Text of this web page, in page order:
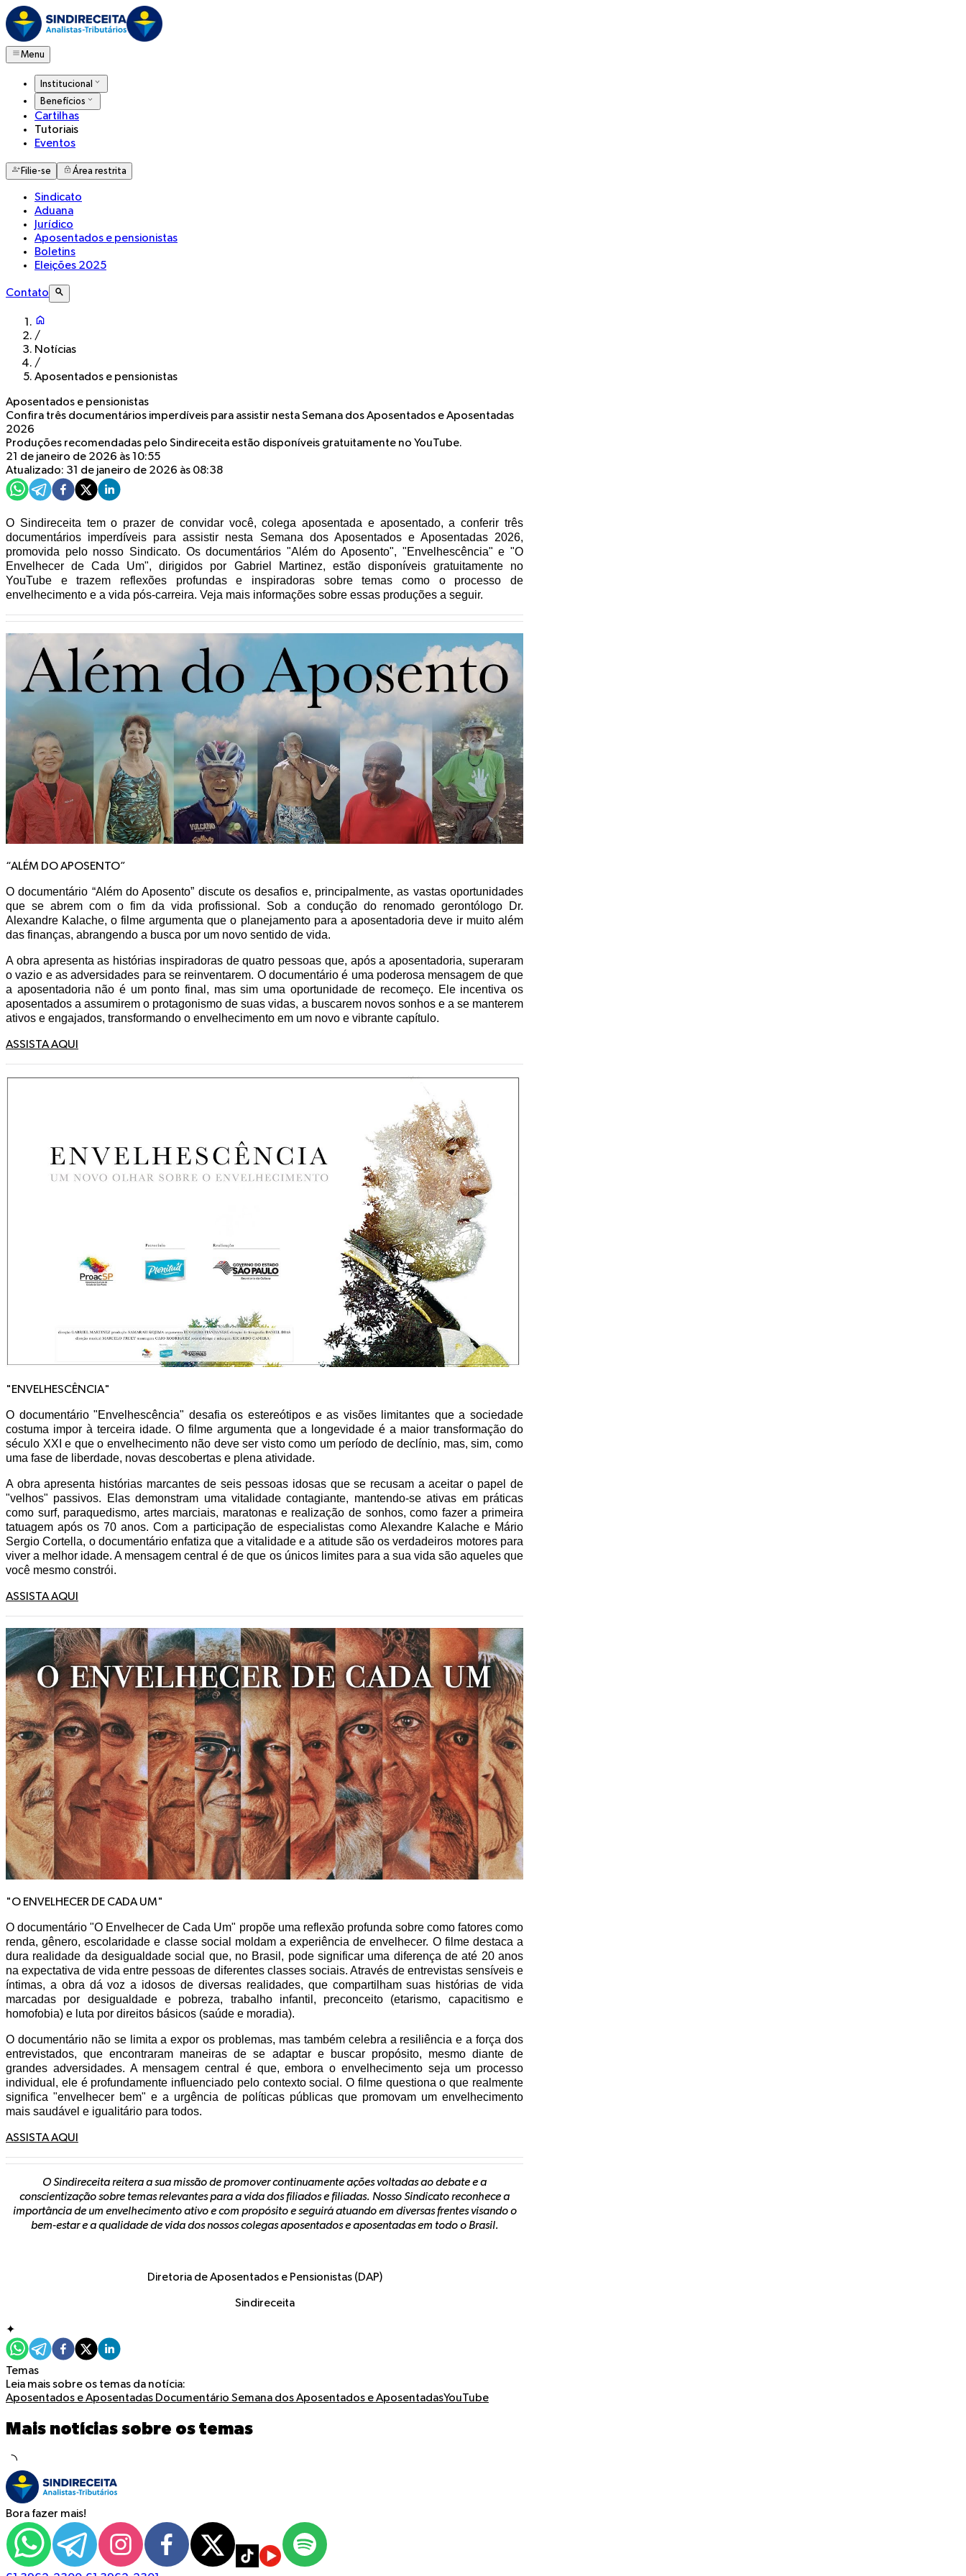
Menu
Institucional
Benefícios
Cartilhas
Tutoriais
Eventos
Filie-se Área restrita
Sindicato
Aduana
Jurídico
Aposentados e pensionistas
Boletins
Eleições 2025
Contato
/
Notícias
/
Aposentados e pensionistas
Aposentados e pensionistas
Confira três documentários imperdíveis para assistir nesta Semana dos Aposentados e Aposentadas
2026
Produções recomendadas pelo Sindireceita estão disponíveis gratuitamente no YouTube.
21 de janeiro de 2026 às 10:55
Atualizado: 31 de janeiro de 2026 às 08:38
O Sindireceita tem o prazer de convidar você, colega aposentada e aposentado, a conferir três
documentários imperdíveis para assistir nesta Semana dos Aposentados e Aposentadas 2026,
promovida pelo nosso Sindicato. Os documentários "Além do Aposento", "Envelhescência" e "O
Envelhecer de Cada Um", dirigidos por Gabriel Martinez, estão disponíveis gratuitamente no
YouTube e trazem reflexões profundas e inspiradoras sobre temas como o processo de
envelhecimento e a vida pós-carreira. Veja mais informações sobre essas produções a seguir.
“ALÉM DO APOSENTO”
O documentário “Além do Aposento” discute os desafios e, principalmente, as vastas oportunidades
que se abrem com o fim da vida profissional. Sob a condução do renomado gerontólogo Dr.
Alexandre Kalache, o filme argumenta que o planejamento para a aposentadoria deve ir muito além
das finanças, abrangendo a busca por um novo sentido de vida.
A obra apresenta as histórias inspiradoras de quatro pessoas que, após a aposentadoria, superaram
o vazio e as adversidades para se reinventarem. O documentário é uma poderosa mensagem de que
a aposentadoria não é um ponto final, mas sim uma oportunidade de recomeço. Ele incentiva os
aposentados a assumirem o protagonismo de suas vidas, a buscarem novos sonhos e a se manterem
ativos e engajados, transformando o envelhecimento em um novo e vibrante capítulo.
ASSISTA AQUI
"ENVELHESCÊNCIA"
O documentário "Envelhescência" desafia os estereótipos e as visões limitantes que a sociedade
costuma impor à terceira idade. O filme argumenta que a longevidade é a maior transformação do
século XXI e que o envelhecimento não deve ser visto como um período de declínio, mas, sim, como
uma fase de liberdade, novas descobertas e plena atividade.
A obra apresenta histórias marcantes de seis pessoas idosas que se recusam a aceitar o papel de
"velhos" passivos. Elas demonstram uma vitalidade contagiante, mantendo-se ativas em práticas
como surf, paraquedismo, artes marciais, maratonas e realização de sonhos, como fazer a primeira
tatuagem após os 70 anos. Com a participação de especialistas como Alexandre Kalache e Mário
Sergio Cortella, o documentário enfatiza que a vitalidade e a atitude são os verdadeiros motores para
viver a melhor idade. A mensagem central é de que os únicos limites para a sua vida são aqueles que
você mesmo constrói.
ASSISTA AQUI
"O ENVELHECER DE CADA UM"
O documentário "O Envelhecer de Cada Um" propõe uma reflexão profunda sobre como fatores como
renda, gênero, escolaridade e classe social moldam a experiência de envelhecer. O filme destaca a
dura realidade da desigualdade social que, no Brasil, pode significar uma diferença de até 20 anos
na expectativa de vida entre pessoas de diferentes classes sociais. Através de entrevistas sensíveis e
íntimas, a obra dá voz a idosos de diversas realidades, que compartilham suas histórias de vida
marcadas por desigualdade e pobreza, trabalho infantil, preconceito (etarismo, capacitismo e
homofobia) e luta por direitos básicos (saúde e moradia).
O documentário não se limita a expor os problemas, mas também celebra a resiliência e a força dos
entrevistados, que encontraram maneiras de se adaptar e buscar propósito, mesmo diante de
grandes adversidades. A mensagem central é que, embora o envelhecimento seja um processo
individual, ele é profundamente influenciado pelo contexto social. O filme questiona o que realmente
significa "envelhecer bem" e a urgência de políticas públicas que promovam um envelhecimento
mais saudável e igualitário para todos.
ASSISTA AQUI
O Sindireceita reitera a sua missão de promover continuamente ações voltadas ao debate e a
conscientização sobre temas relevantes para a vida dos filiados e filiadas. Nosso Sindicato reconhece a
importância de um envelhecimento ativo e com propósito e seguirá atuando em diversas frentes visando o
bem-estar e a qualidade de vida dos nossos colegas aposentados e aposentadas em todo o Brasil.
Diretoria de Aposentados e Pensionistas (DAP)
Sindireceita
✦
Temas
Leia mais sobre os temas da notícia:
Aposentados e Aposentadas Documentário Semana dos Aposentados e AposentadasYouTube
Mais notícias sobre os temas
Bora fazer mais!